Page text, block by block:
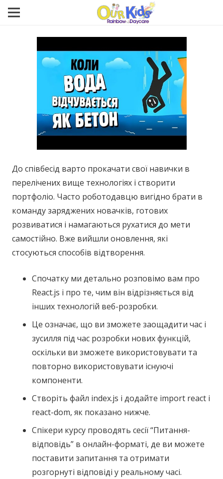
До співбесід варто прокачати свої навички в
перелічених вище технологіях і створити
портфоліо. Часто роботодавцю вигідно брати в
команду заряджених новачків, готових
розвиватися і намагаються рухатися до мети
самостійно. Вже вийшли оновлення, які
стосуються способів відтворення.
Спочатку ми детально розповімо вам про
React.js і про те, чим він відрізняється від
інших технологій веб-розробки.
Це означає, що ви зможете заощадити час і
зусилля під час розробки нових функцій,
оскільки ви зможете використовувати та
повторно використовувати існуючі
компоненти.
Створіть файл index.js і додайте import react і
react-dom, як показано нижче.
Спікери курсу проводять сесії “Питання-
відповідь” в онлайн-форматі, де ви можете
поставити запитання та отримати
розгорнуті відповіді у реальному часі.